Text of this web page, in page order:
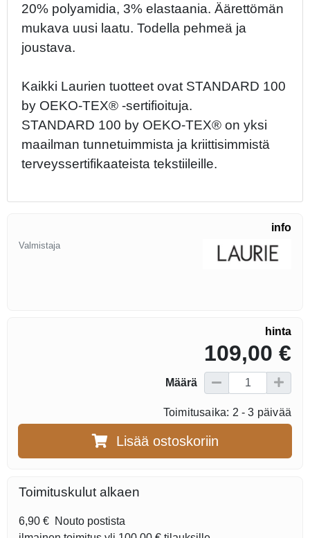
20% polyamidia, 3% elastaania. Äärettömän
mukava uusi laatu. Todella pehmeä ja
joustava.
Kaikki Laurien tuotteet ovat STANDARD 100
by OEKO-TEX® -sertifioituja.
STANDARD 100 by OEKO-TEX® on yksi
maailman tunnetuimmista ja kriittisimmistä
terveyssertifikaateista tekstiileille.
info
Valmistaja
hinta
109,00 €
Määrä
Toimitusaika: 2 - 3 päivää
Lisää ostoskoriin
Toimituskulut alkaen
6,90 € Nouto postista